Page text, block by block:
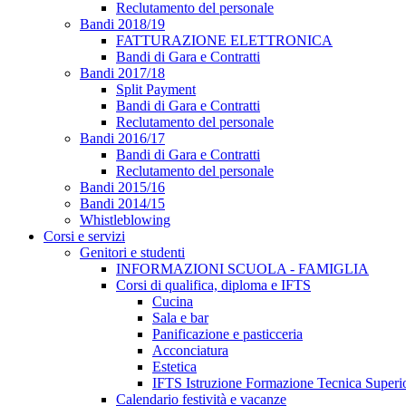
Reclutamento del personale
Bandi 2018/19
FATTURAZIONE ELETTRONICA
Bandi di Gara e Contratti
Bandi 2017/18
Split Payment
Bandi di Gara e Contratti
Reclutamento del personale
Bandi 2016/17
Bandi di Gara e Contratti
Reclutamento del personale
Bandi 2015/16
Bandi 2014/15
Whistleblowing
Corsi e servizi
Genitori e studenti
INFORMAZIONI SCUOLA - FAMIGLIA
Corsi di qualifica, diploma e IFTS
Cucina
Sala e bar
Panificazione e pasticceria
Acconciatura
Estetica
IFTS Istruzione Formazione Tecnica
Calendario festività e vacanze